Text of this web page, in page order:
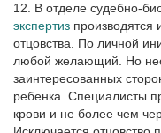
12. В отделе судебно-
экспертиз производятся
отцовства. По личной
любой желающий. Но
заинтересованных
ребенка. Специалисты
крови и не более чем